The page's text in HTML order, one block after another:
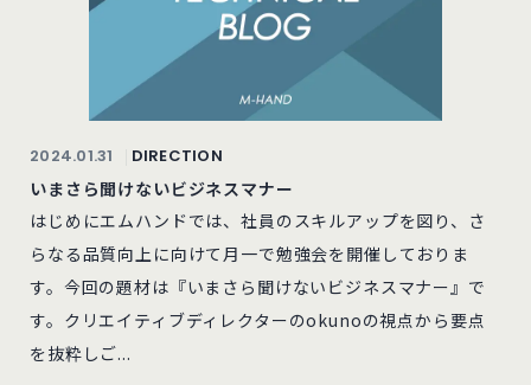
2024.01.31 DIRECTION
いまさら聞けないビジネスマナー
はじめにエムハンドでは、社員のスキルアップを図り、さ
らなる品質向上に向けて月一で勉強会を開催しておりま
す。今回の題材は『いまさら聞けないビジネスマナー』で
す。クリエイティブディレクターのokunoの視点から要点
を抜粋しご...